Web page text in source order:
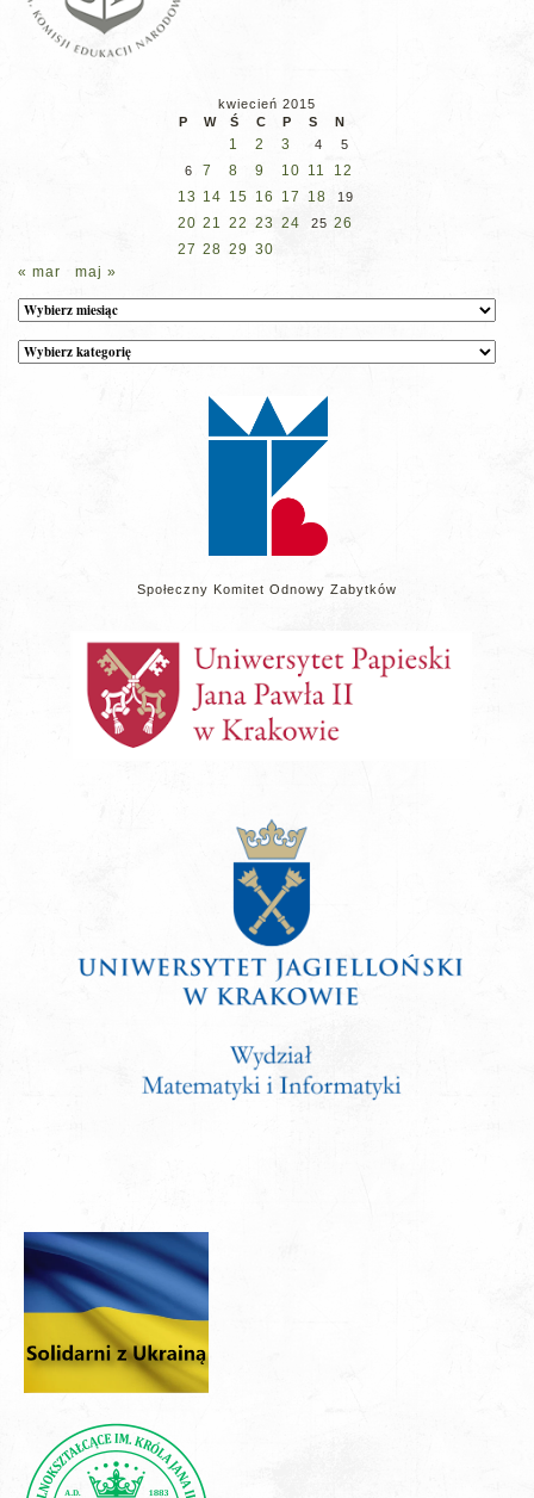
kwiecień 2015
P
W Ś C P S N
1 2 3 4
5
6
7 8 9 10 11
12
13 14 15 16 17 18 19
20 21 22 23 24 25 26
27 28 29 30
« mar
maj »
Archiwum
Kategorie
wpisów
Społeczny Komitet Odnowy Zabytków